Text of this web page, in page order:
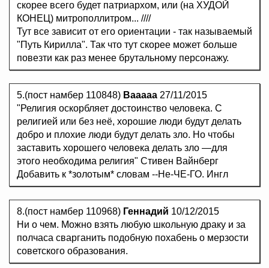
скорее всего будет патриархом, или (на ХУДОЙ
КОНЕЦ) митрополлитром... ////
Тут все зависит от его ориентации - так называемый
"Путь Кирилла". Так что тут скорее может больше
повезти как раз менее брутальному персонажу.
5.(пост намбер 110848) Вааааа 27/11/2015
"Религия оскорбляет достоинство человека. С
религией или без неё, хорошие люди будут делать
добро и плохие люди будут делать зло. Но чтобы
заставить хорошего человека делать зло —для
этого необходима религия" Стивен Вайнберг
Добавить к *золотым* словам --Не-ЧЕ-ГО. Ингл
8.(пост намбер 110968) Геннадий 10/12/2015
Ни о чем. Можно взять любую школьную драку и за
полчаса сварганить подобную похабень о мерзости
советского образования.